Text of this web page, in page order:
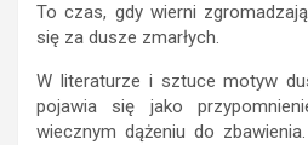
To czas, gdy wierni
się za dusze zmarłych.
W literaturze i sztuce motyw
pojawia się jako
wiecznym dążeniu do